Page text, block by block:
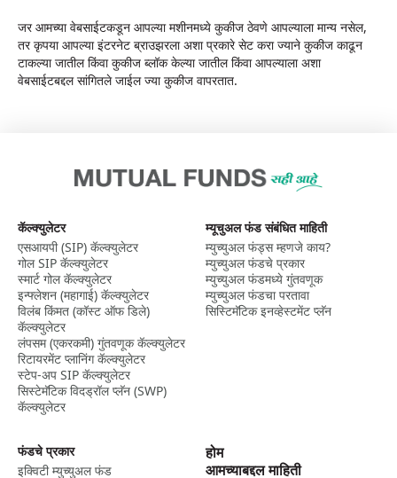
जर आमच्या वेबसाईटकडून आपल्या मशीनमध्ये कुकीज ठेवणे आपल्याला मान्य नसेल,
तर कृपया आपल्या इंटरनेट ब्राउझरला अशा प्रकारे सेट करा ज्याने कुकीज काढून
टाकल्या जातील किंवा कुकीज ब्लॉक केल्या जातील किंवा आपल्याला अशा
वेबसाईटबद्दल सांगितले जाईल ज्या कुकीज वापरतात.
कॅल्क्युलेटर
एसआयपी (SIP) कॅल्क्युलेटर
गोल SIP कॅल्क्युलेटर
स्मार्ट गोल कॅल्क्युलेटर
इन्फ्लेशन (महागाई) कॅल्क्युलेटर
विलंब किंमत (कॉस्ट ऑफ डिले)
कॅल्क्युलेटर
लंपसम (एकरकमी) गुंतवणूक कॅल्क्युलेटर
रिटायरमेंट प्लानिंग कॅल्क्युलेटर
स्टेप-अप SIP कॅल्क्युलेटर
सिस्टेमॅटिक विदड्रॉल प्लॅन (SWP)
कॅल्क्युलेटर
म्यूचुअल फंड संबंधित माहिती
म्युच्युअल फंड्स म्हणजे काय?
म्युच्युअल फंडचे प्रकार
म्युच्युअल फंडमध्ये गुंतवणूक
म्युच्युअल फंडचा परतावा
सिस्टिमॅटिक इनव्हेस्टमेंट प्लॅन
फंडचे प्रकार
इक्विटी म्युच्युअल फंड
होम
आमच्याबद्दल माहिती